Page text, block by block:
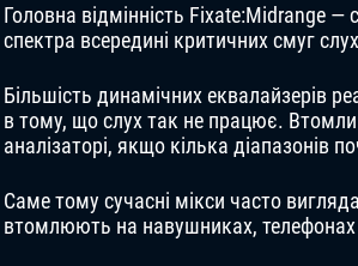
Головна відмінність Fixate:Midrange —
спектра всередині критичних смуг
Більшість динамічних еквалайзерів
в тому, що слух так не працює.
аналізаторі, якщо кілька діапазонів
Саме тому сучасні мікси часто
втомлюють на навушниках, телефонах